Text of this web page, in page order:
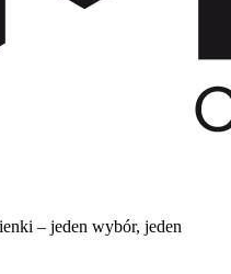
– jeden wybór, jeden